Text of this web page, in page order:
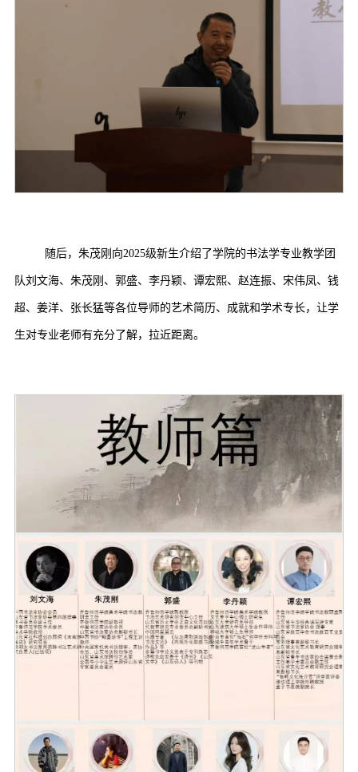
随后，朱茂刚向2025级新生介绍了学院的书法学专业教学团
队刘文海、朱茂刚、郭盛、李丹颖、谭宏熙、赵连振、宋伟凤、钱
超、姜洋、张长猛等各位导师的艺术简历、成就和学术专长，让学
生对专业老师有充分了解，拉近距离。